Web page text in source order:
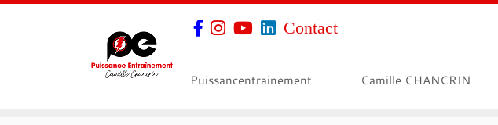
Contact
Puissancentrainement Camille CHANCRIN